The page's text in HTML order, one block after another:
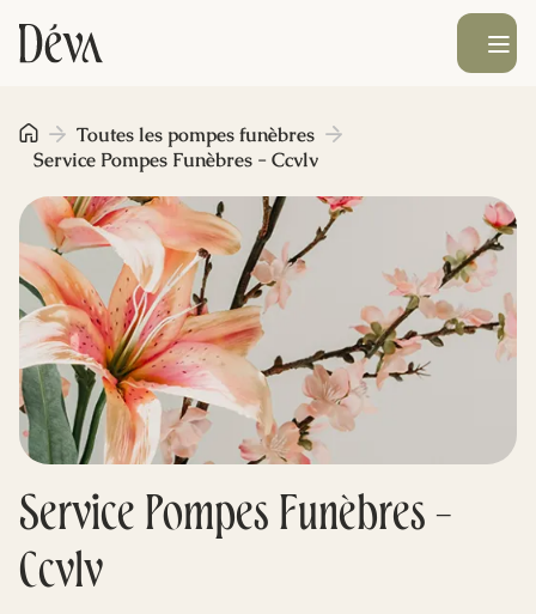
Obsèques
Prévoyance
Monument funéraire
Livraison de fleurs
Blog
Ouvrir le
Service Pompes Funèbres -
Ccvlv
Toutes les pompes funèbres
Service Pompes Funèbres - Ccvlv